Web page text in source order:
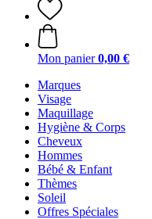
Mon panier 0,00 €
Marques
Visage
Maquillage
Hygiène & Corps
Cheveux
Hommes
Bébé & Enfant
Thèmes
Soleil
Offres Spéciales